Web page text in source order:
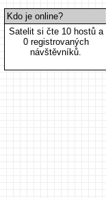
Kdo je online?
Satelit si čte 10 hostů a
0 registrovaných
návštěvníků.